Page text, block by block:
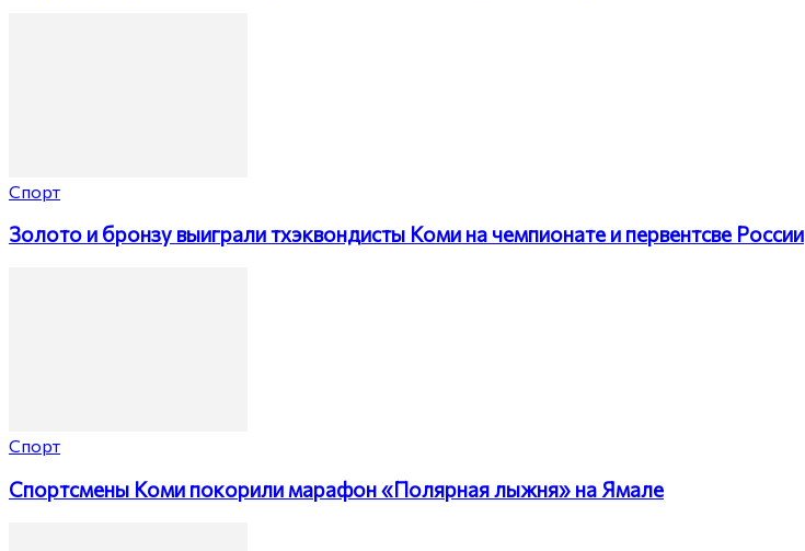
Спорт
Золото и бронзу выиграли тхэквондисты Коми на чемпионате и первентсве России
Спорт
Спортсмены Коми покорили марафон «Полярная лыжня» на Ямале